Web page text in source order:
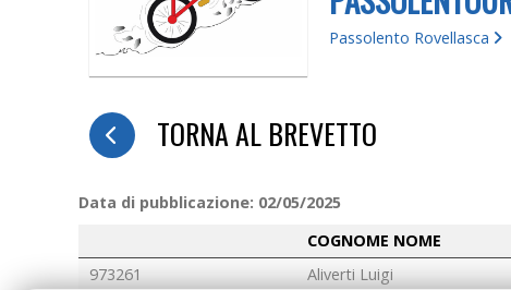
Passolento Rovellasca
TORNA AL BREVETTO
Data di pubblicazione: 02/05/2025
COGNOME NOME
973261
Aliverti Luigi